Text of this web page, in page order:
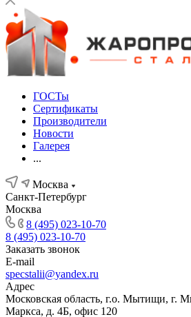
ГОСТы
Сертификаты
Производители
Новости
Галерея
...
Москва
Санкт-Петербург
Москва
8 (495) 023-10-70
8 (495) 023-10-70
Заказать звонок
E-mail
specstalii@yandex.ru
Адрес
Московская область, г.о. Мытищи, г.
Маркса, д. 4Б, офис 120